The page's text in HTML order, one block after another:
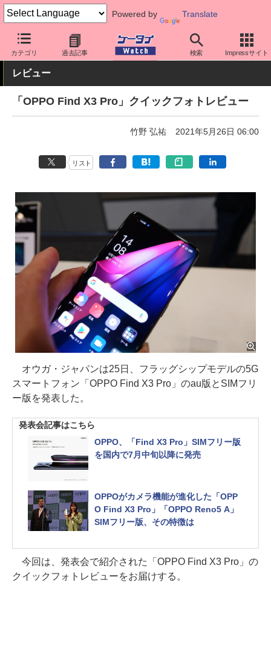
Powered by Translate
カテゴリ 過去記事 検索 Impressサイト
ケータイ Watch キャリア au OPPO
レビュー
「OPPO Find X3 Pro」クイックフォトレビュー
竹野 弘祐 2021年5月26日 06:00
リスト
オウガ・ジャパンは25日、フラッグシップモデルの5G
スマートフォン「OPPO Find X3 Pro」のau版とSIMフリ
ー版を発表した。
発表会記事はこちら
OPPO、「Find X3 Pro」SIMフリー版
を国内で7月中旬以降に発売
OPPOがカメラ機能が進化した「OPP
O Find X3 Pro」「OPPO Reno5 A」
SIMフリー版、その特徴は
今回は、発表会で紹介された「OPPO Find X3 Pro」の
クイックフォトレビューをお届けする。